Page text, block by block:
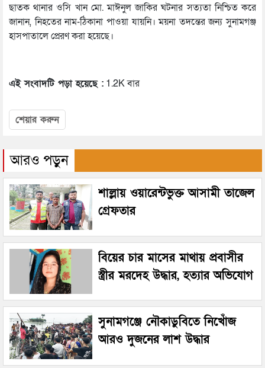
ছাতক থানার ওসি খান মো. মাঈনুল জাকির ঘটনার সত্যতা নিশ্চিত করে
জানান, নিহতের নাম-ঠিকানা পাওয়া যায়নি। ময়না তদন্তের জন্য সুনামগঞ্জ
হাসপাতালে প্রেরণ করা হয়েছে।
এই সংবাদটি পড়া হয়েছে : 1.2K বার
শেয়ার করুন
আরও পড়ুন
শাল্লায় ওয়ারেন্টভুক্ত আসামী তাজেল
গ্রেফতার
বিয়ের চার মাসের মাথায় প্রবাসীর
স্ত্রীর মরদেহ উদ্ধার, হত্যার অভিযোগ
সুনামগঞ্জে নৌকাডুবিতে নিখোঁজ
আরও দুজনের লাশ উদ্ধার